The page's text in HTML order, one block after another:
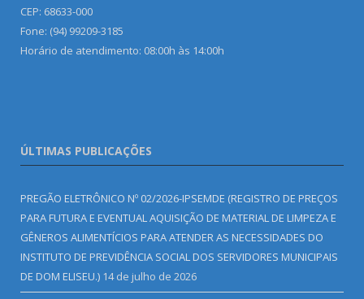
CEP: 68633-000
Fone: (94) 99209-3185
Horário de atendimento: 08:00h às 14:00h
ÚLTIMAS PUBLICAÇÕES
PREGÃO ELETRÔNICO Nº 02/2026-IPSEMDE (REGISTRO DE PREÇOS
PARA FUTURA E EVENTUAL AQUISIÇÃO DE MATERIAL DE LIMPEZA E
GÊNEROS ALIMENTÍCIOS PARA ATENDER AS NECESSIDADES DO
INSTITUTO DE PREVIDÊNCIA SOCIAL DOS SERVIDORES MUNICIPAIS
DE DOM ELISEU.) 14 de julho de 2026